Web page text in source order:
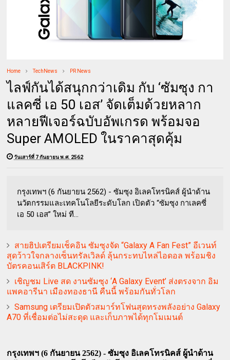
Home TechNews PR News
ไลฟ์กันได้สนุกกว่าเดิม กับ ‘ซัมซุง กา
แลคซี่ เอ 50 เอส’ จัดเต็มด้วยหลาก
หลายฟีเจอร์ฉบับอัพเกรด พร้อมจอ
Super AMOLED ในราคาสุดคุ้ม
วันเสาร์ที่ 7 กันยายน พ.ศ. 2562
กรุงเทพฯ (6 กันยายน 2562) - ซัมซุง อิเลคโทรนิคส์ ผู้นำด้าน
นวัตกรรมและเทคโนโลยีระดับโลก เปิดตัว “ซัมซุง กาเลคซี่
เอ 50 เอส” ใหม่ ที...
สายฮิปเตรียมเช็คอิน ซัมซุงจัด “Galaxy A Fan Fest” อีเวนท์
สุดว้าวใจกลางเซ็นทรัลเวิลด์ ลุ้นกระทบไหล่ไอดอล พร้อมชิง
บัตรคอนเสิร์ต BLACKPINK!
เชิญชม Live สด งานซัมซุง ‘A Galaxy Event’ ส่งตรงจาก อิม
แพคอารีนา เมืองทองธานี คืนนี้ พร้อมกันทั่วโลก
Samsung เตรียมเปิดตัวสมาร์ทโฟนสุดทรงพลังอย่าง Galaxy
A70 ที่เชื่อมต่อไม่สะดุด และเก็บภาพได้ทุกโมเมนต์
กรุงเทพฯ (6 กันยายน 2562) - ซัมซุง อิเลคโทรนิคส์ ผู้นำด้าน